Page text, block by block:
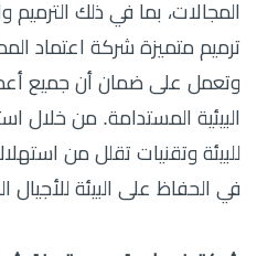
المجالات، بما في ذلك
ترميم متميزة شركة اعتماد
وتعمل على ضمان أن جميع
البيئية المستدامة. من خلال
للبيئة وتقنيات تقلل من
في الحفاظ على البيئة للأجيال